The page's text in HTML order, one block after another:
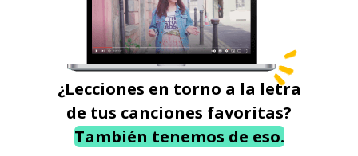
¿Lecciones en torno a la letra
de tus canciones favoritas?
También tenemos de eso.